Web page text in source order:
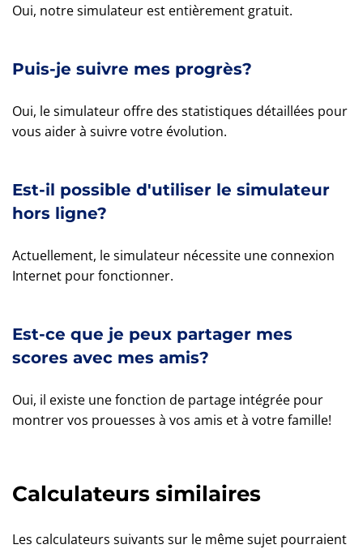
Oui, notre simulateur est entièrement gratuit.
Puis-je suivre mes progrès?
Oui, le simulateur offre des statistiques détaillées pour
vous aider à suivre votre évolution.
Est-il possible d'utiliser le simulateur
hors ligne?
Actuellement, le simulateur nécessite une connexion
Internet pour fonctionner.
Est-ce que je peux partager mes
scores avec mes amis?
Oui, il existe une fonction de partage intégrée pour
montrer vos prouesses à vos amis et à votre famille!
Calculateurs similaires
Les calculateurs suivants sur le même sujet pourraient